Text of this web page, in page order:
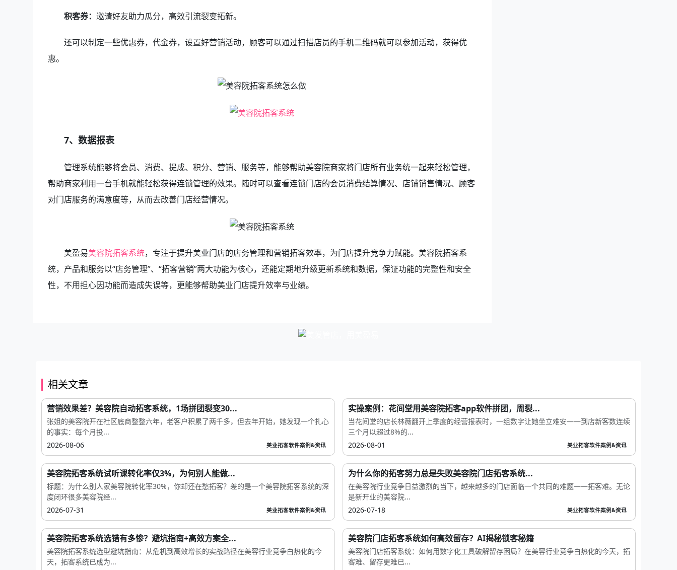
积客券： 邀请好友助力瓜分，高效引流裂变拓新。
还可以制定一些优惠券，代金券，设置好营销活动，顾客可以通过扫描店员的手机二维码就可以参加活动，获得优
惠。
7、数据报表
管理系统能够将会员、消费、提成、积分、营销、服务等，能够帮助美容院商家将门店所有业务统一起来轻松管理，
帮助商家利用一台手机就能轻松获得连锁管理的效果。随时可以查看连锁门店的会员消费结算情况、店铺销售情况、顾客
对门店服务的满意度等，从而去改善门店经营情况。
美盈易美容院拓客系统，专注于提升美业门店的店务管理和营销拓客效率，为门店提升竞争力赋能。美容院拓客系
统，产品和服务以“店务管理”、“拓客营销”两大功能为核心，还能定期地升级更新系统和数据，保证功能的完整性和安全
性，不用担心因功能而造成失误等，更能够帮助美业门店提升效率与业绩。
相关文章
营销效果差？美容院自动拓客系统，1场拼团裂变30...
张姐的美容院开在社区底商整整六年，老客户积累了两千多，但去年开始，她发现一个扎心
的事实：每个月投...
2026-08-06
美业拓客软件案例&资讯
实操案例：花间堂用美容院拓客app软件拼团，周裂...
当花间堂的店长林薇翻开上季度的经营报表时，一组数字让她坐立难安——到店新客数连续
三个月以超过8%的...
2026-08-01
美业拓客软件案例&资讯
美容院拓客系统试听课转化率仅3%，为何别人能做...
标题：为什么别人家美容院转化率30%，你却还在愁拓客？差的是一个美容院拓客系统的深
度闭环很多美容院经...
2026-07-31
美业拓客软件案例&资讯
为什么你的拓客努力总是失败美容院门店拓客系统...
在美容院行业竞争日益激烈的当下，越来越多的门店面临一个共同的难题——拓客难。无论
是新开业的美容院...
2026-07-18
美业拓客软件案例&资讯
美容院拓客系统选错有多惨？避坑指南+高效方案全...
美容院拓客系统选型避坑指南：从危机到高效增长的实战路径在美容行业竞争白热化的今
天，拓客系统已成为...
美容院门店拓客系统如何高效留存？AI揭秘锁客秘籍
美容院门店拓客系统：如何用数字化工具破解留存困局？在美容行业竞争白热化的今天，拓
客难、留存更难已...